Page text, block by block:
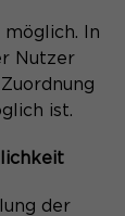
möglich. In
Nutzer
ist.
der